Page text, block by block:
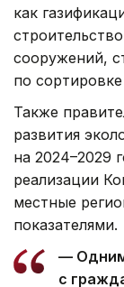
как
сооружений,
по
Также
развития
на 2024–2029
реализации
местные
показателями.
— Одним
с